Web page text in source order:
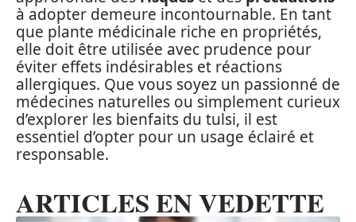
à adopter demeure incontournable. En tant
que plante médicinale riche en propriétés,
elle doit être utilisée avec prudence pour
éviter effets indésirables et réactions
allergiques. Que vous soyez un passionné de
médecines naturelles ou simplement curieux
d’explorer les bienfaits du tulsi, il est
essentiel d’opter pour un usage éclairé et
responsable.
ARTICLES EN VEDETTE